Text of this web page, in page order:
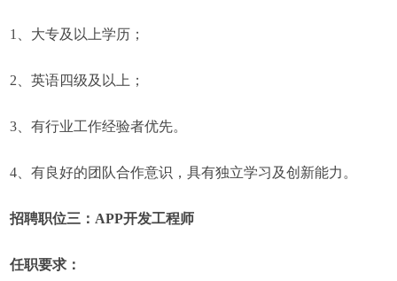
1、大专及以上学历；
2、英语四级及以上；
3、有行业工作经验者优先。
4、有良好的团队合作意识，具有独立学习及创新能力。
招聘职位三：APP开发工程师
任职要求：